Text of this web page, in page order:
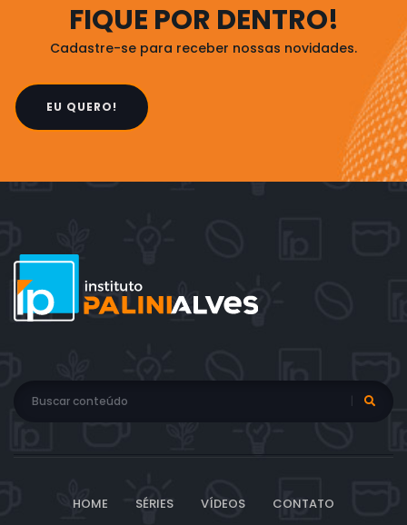
FIQUE POR DENTRO!
Cadastre-se para receber nossas novidades.
EU QUERO!
HOME SÉRIES VÍDEOS CONTATO